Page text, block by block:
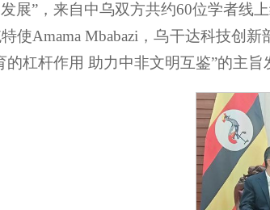
展”，来自中乌双方共约60位学者线
使Amama Mbabazi，乌干达科技创
的杠杆作用 助力中非文明互鉴”的主旨